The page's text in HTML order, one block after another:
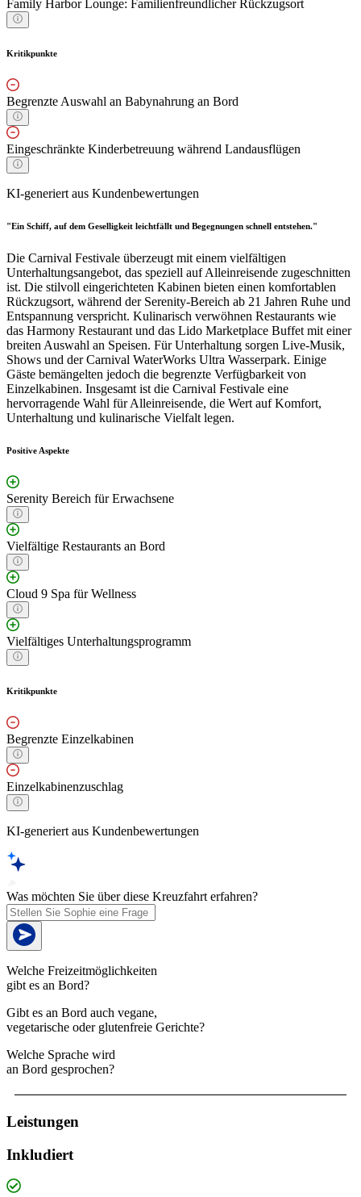
Family Harbor Lounge: Familienfreundlicher Rückzugsort
Kritikpunkte
Begrenzte Auswahl an Babynahrung an Bord
Eingeschränkte Kinderbetreuung während Landausflügen
KI-generiert aus Kundenbewertungen
"Ein Schiff, auf dem Geselligkeit leichtfällt und Begegnungen schnell entstehen."
Die Carnival Festivale überzeugt mit einem vielfältigen
Unterhaltungsangebot, das speziell auf Alleinreisende zugeschnitten
ist. Die stilvoll eingerichteten Kabinen bieten einen komfortablen
Rückzugsort, während der Serenity-Bereich ab 21 Jahren Ruhe und
Entspannung verspricht. Kulinarisch verwöhnen Restaurants wie
das Harmony Restaurant und das Lido Marketplace Buffet mit einer
breiten Auswahl an Speisen. Für Unterhaltung sorgen Live-Musik,
Shows und der Carnival WaterWorks Ultra Wasserpark. Einige
Gäste bemängelten jedoch die begrenzte Verfügbarkeit von
Einzelkabinen. Insgesamt ist die Carnival Festivale eine
hervorragende Wahl für Alleinreisende, die Wert auf Komfort,
Unterhaltung und kulinarische Vielfalt legen.
Positive Aspekte
Serenity Bereich für Erwachsene
Vielfältige Restaurants an Bord
Cloud 9 Spa für Wellness
Vielfältiges Unterhaltungsprogramm
Kritikpunkte
Begrenzte Einzelkabinen
Einzelkabinenzuschlag
KI-generiert aus Kundenbewertungen
Was möchten Sie über diese Kreuzfahrt erfahren?
Welche Freizeitmöglichkeiten
gibt es an Bord?
Gibt es an Bord auch vegane,
vegetarische oder glutenfreie Gerichte?
Welche Sprache wird
an Bord gesprochen?
Leistungen
Inkludiert